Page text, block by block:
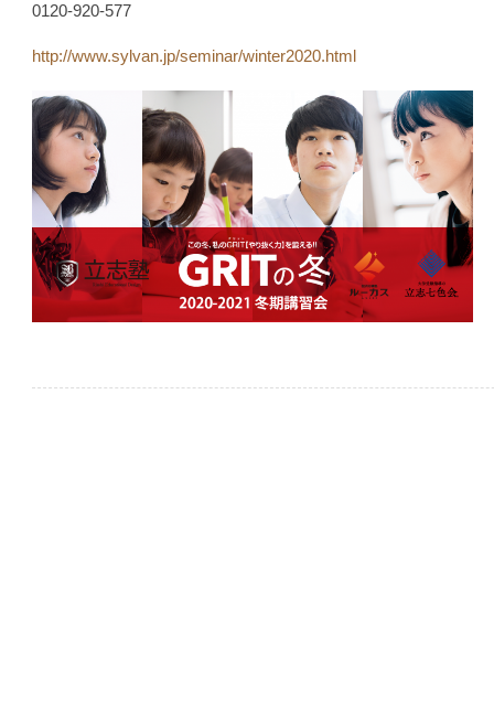
0120-920-577
http://www.sylvan.jp/seminar/winter2020.html